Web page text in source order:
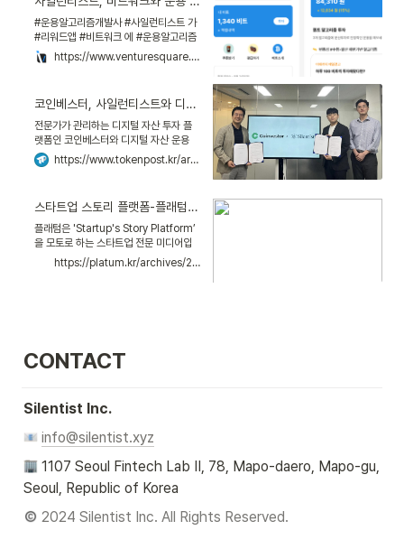
#운용알고리즘개발사 #사일런티스트 가
#리워드앱 #비트워크 에 #운용알고리즘
공급 을 위한 #파트너십 을 체결했다.
https://www.venturesquare.net/900038
코인베스터, 사일런티스트와 디지털 자산 관리 위한 업무협약 - 토큰포스트
전문가가 관리하는 디지털 자산 투자 플
랫폼인 코인베스터와 디지털 자산 운용
알고리즘 개발사인 사일런티스트가 협력
을 강화하기 위한 업무협약을 체결했다고
https://www.tokenpost.kr/article-140304
스타트업 스토리 플랫폼-플래텀(Platum)
플래텀은 'Startup's Story Platform’
을 모토로 하는 스타트업 전문 미디어입
https://platum.kr/archives/204501
CONTACT
Silentist Inc.
info@silentist.xyz
1107 Seoul Fintech Lab II, 78, Mapo-daero, Mapo-gu,
Seoul, Republic of Korea
2024 Silentist Inc. All Rights Reserved.